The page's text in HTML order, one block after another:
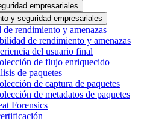
empresariales
y seguridad empresariales
rendimiento y amenazas
de rendimiento y amenazas
del usuario final
de flujo enriquecido
de paquetes
de captura de paquetes
de metadatos de paquetes
Forensics